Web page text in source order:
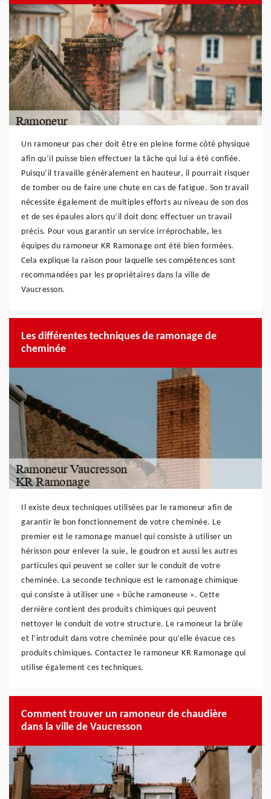
Un ramoneur pas cher doit être en pleine forme côté physique
afin qu’il puisse bien effectuer la tâche qui lui a été confiée.
Puisqu’il travaille généralement en hauteur, il pourrait risquer
de tomber ou de faire une chute en cas de fatigue. Son travail
nécessite également de multiples efforts au niveau de son dos
et de ses épaules alors qu’il doit donc effectuer un travail
précis. Pour vous garantir un service irréprochable, les
équipes du ramoneur KR Ramonage ont été bien formées.
Cela explique la raison pour laquelle ses compétences sont
recommandées par les propriétaires dans la ville de
Vaucresson.
Les différentes techniques de ramonage de
cheminée
Il existe deux techniques utilisées par le ramoneur afin de
garantir le bon fonctionnement de votre cheminée. Le
premier est le ramonage manuel qui consiste à utiliser un
hérisson pour enlever la suie, le goudron et aussi les autres
particules qui peuvent se coller sur le conduit de votre
cheminée. La seconde technique est le ramonage chimique
qui consiste à utiliser une « bûche ramoneuse ». Cette
dernière contient des produits chimiques qui peuvent
nettoyer le conduit de votre structure. Le ramoneur la brûle
et l’introduit dans votre cheminée pour qu’elle évacue ces
produits chimiques. Contactez le ramoneur KR Ramonage qui
utilise également ces techniques.
Comment trouver un ramoneur de chaudière
dans la ville de Vaucresson